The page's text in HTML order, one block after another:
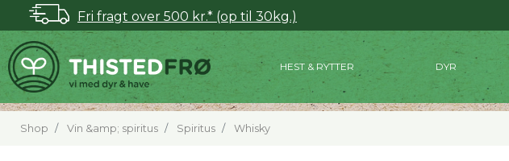
Fri fragt over 500 kr.* (op til 30kg.)
HEST & RYTTER DYR
Shop Vin &amp; spiritus Spiritus Whisky